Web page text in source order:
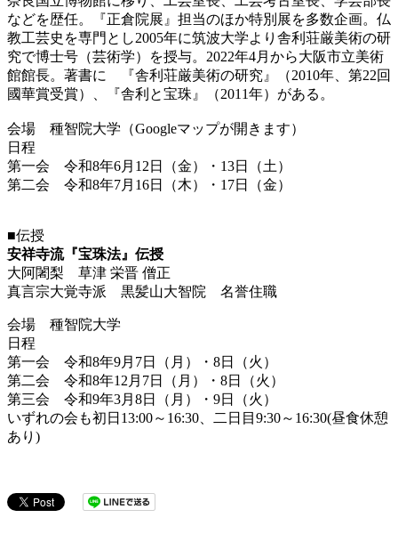
などを歴任。『正倉院展』担当のほか特別展を多数企画。仏
教工芸史を専門とし2005年に筑波大学より舎利荘厳美術の研
究で博士号（芸術学）を授与。2022年4月から大阪市立美術
館館長。著書に 『舎利荘厳美術の研究』（2010年、第22回
國華賞受賞）、『舎利と宝珠』（2011年）がある。
会場 種智院大学（Googleマップが開きます）
日程
第一会 令和8年6月12日（金）・13日（土）
第二会 令和8年7月16日（木）・17日（金）
■伝授
安祥寺流『宝珠法』伝授
大阿闍梨 草津 栄晋 僧正
真言宗大覚寺派 黒髪山大智院 名誉住職
会場 種智院大学
日程
第一会 令和8年9月7日（月）・8日（火）
第二会 令和8年12月7日（月）・8日（火）
第三会 令和9年3月8日（月）・9日（火）
いずれの会も初日13:00～16:30、二日目9:30～16:30(昼食休憩
あり)